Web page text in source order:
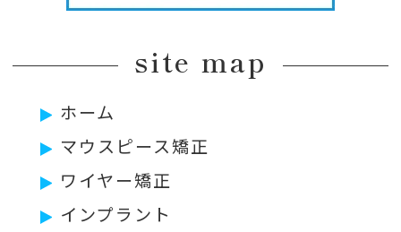
site map
ホーム
マウスピース矯正
ワイヤー矯正
インプラント